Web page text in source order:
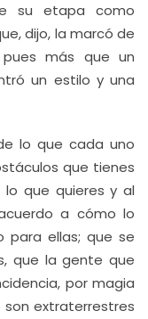
su etapa como
dijo, la marcó de
más que un
un estilo y una
lo que cada uno
que tienes
que quieres y al
a cómo lo
para ellas; que se
que la gente que
por magia
son extraterrestres